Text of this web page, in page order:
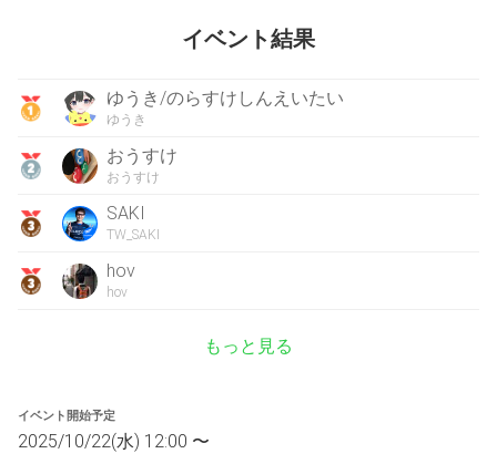
イベント結果
ゆうき/のらすけしんえいたい
ゆうき
おうすけ
おうすけ
SAKI
TW_SAKI
hov
hov
もっと見る
イベント開始予定
2025/10/22(水) 12:00 〜